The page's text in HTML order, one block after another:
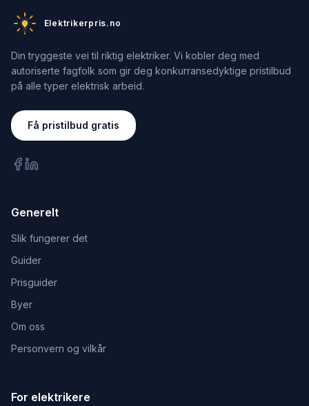
Elektrikerpris.no
Din tryggeste vei til riktig elektriker. Vi kobler deg med
autoriserte fagfolk som gir deg konkurransedyktige pristilbud
på alle typer elektrisk arbeid.
Få pristilbud gratis
Generelt
Slik fungerer det
Guider
Prisguider
Byer
Om oss
Personvern og vilkår
For elektrikere